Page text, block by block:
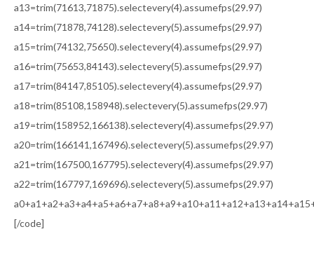
a13=trim(71613,71875).selectevery(4).assumefps(29.97)
a14=trim(71878,74128).selectevery(5).assumefps(29.97)
a15=trim(74132,75650).selectevery(4).assumefps(29.97)
a16=trim(75653,84143).selectevery(5).assumefps(29.97)
a17=trim(84147,85105).selectevery(4).assumefps(29.97)
a18=trim(85108,158948).selectevery(5).assumefps(29.97)
a19=trim(158952,166138).selectevery(4).assumefps(29.97)
a20=trim(166141,167496).selectevery(5).assumefps(29.97)
a21=trim(167500,167795).selectevery(4).assumefps(29.97)
a22=trim(167797,169696).selectevery(5).assumefps(29.97)
[/code]